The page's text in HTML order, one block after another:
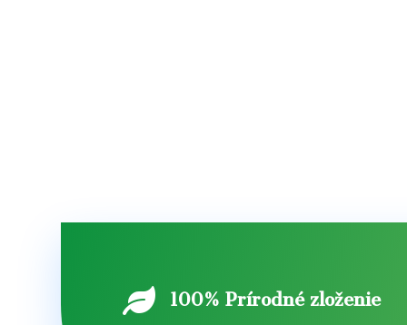
 100% Prírodné zloženie